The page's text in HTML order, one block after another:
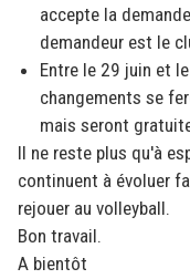
accepte la
demandeur est le
Entre le 29 juin et
changements se
mais seront
Il ne reste plus qu'à
continuent à évoluer
rejouer au volleyball.
Bon travail.
A bientôt